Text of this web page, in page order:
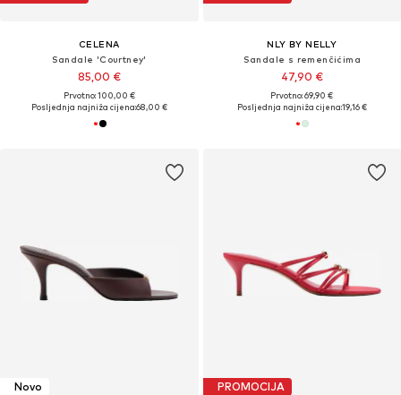
CELENA
Sandale 'Courtney'
85,00 €
Prvotno: 100,00 €
Posljednja najniža cijena:68,00 €
NLY BY NELLY
Sandale s remenčićima
47,90 €
Prvotno: 69,90 €
Posljednja najniža cijena:19,16 €
Novo PROMOCIJA